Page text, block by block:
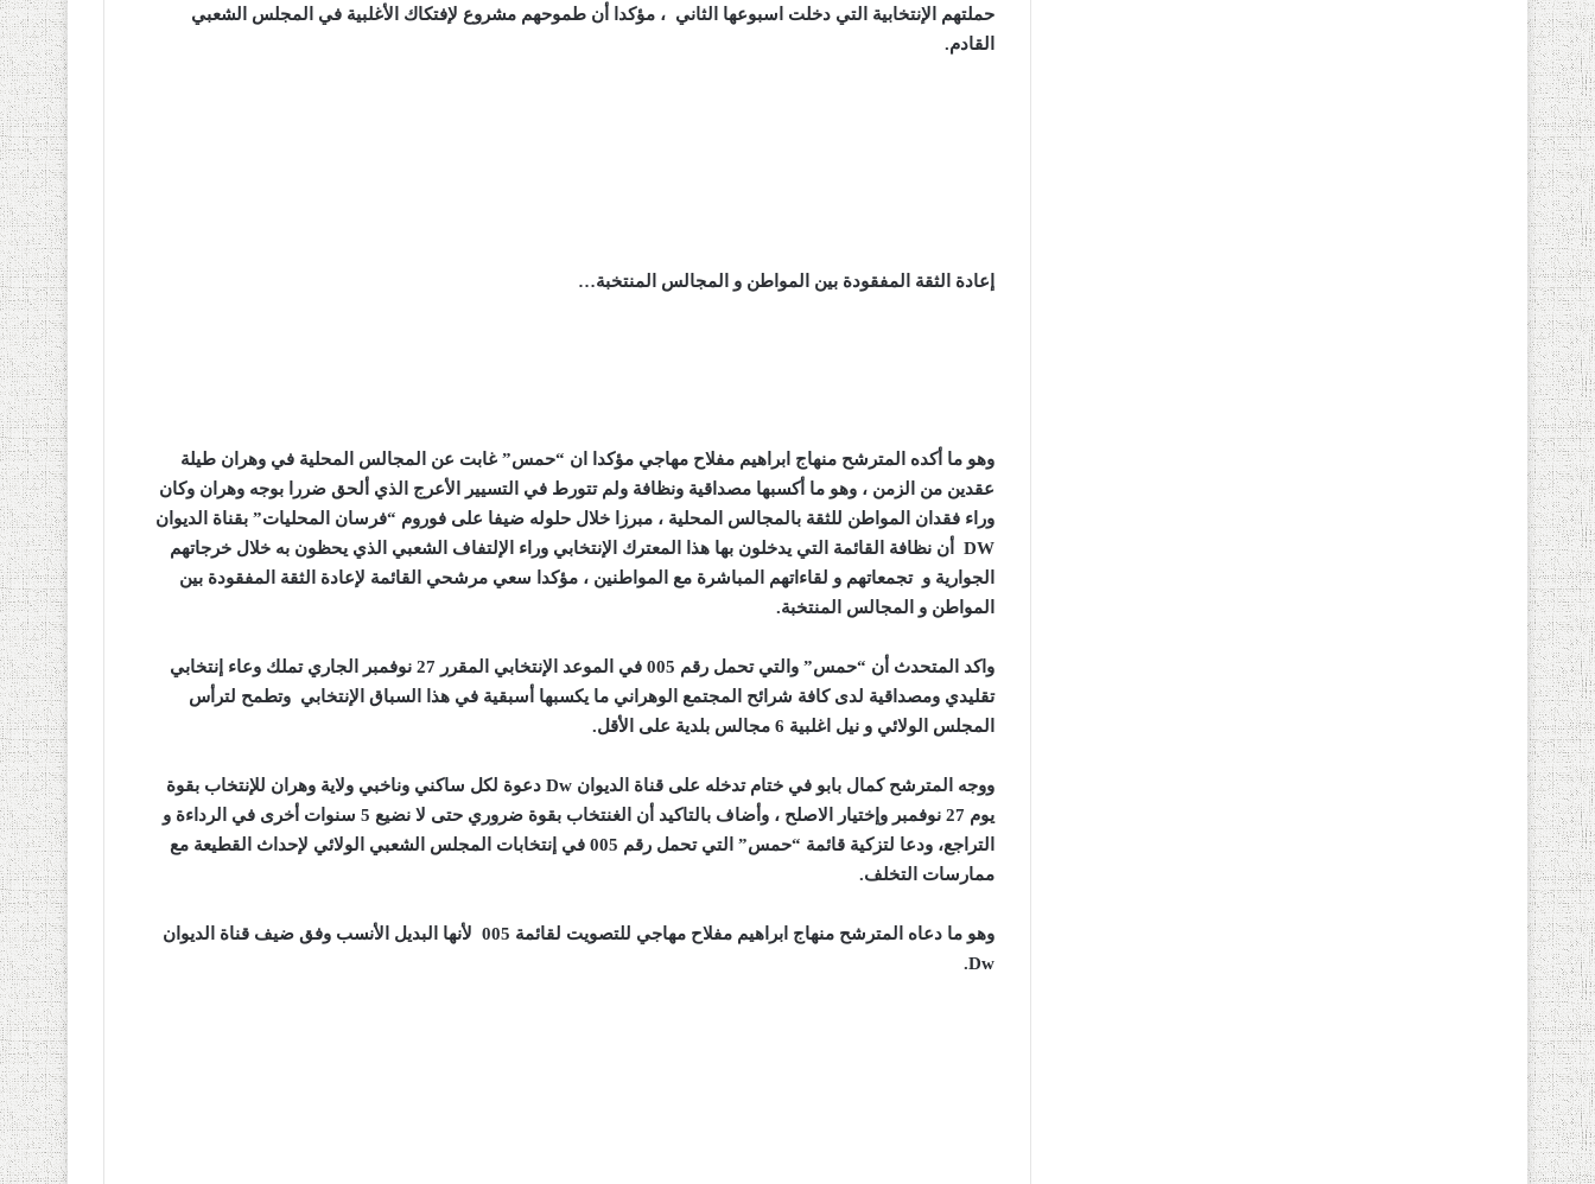
حملتهم الإنتخابية التي دخلت اسبوعها الثاني ، مؤكدا أن طموحهم مشروع لإفتكاك الأغلبية في المجلس الشعبي
القادم.
إعادة الثقة المفقودة بين المواطن و المجالس المنتخبة…
وهو ما أكده المترشح منهاج ابراهيم مفلاح مهاجي مؤكدا ان “حمس” غابت عن المجالس المحلية في وهران طيلة
عقدين من الزمن ، وهو ما أكسبها مصداقية ونظافة ولم تتورط في التسيير الأعرج الذي ألحق ضررا بوجه وهران وكان
وراء فقدان المواطن للثقة بالمجالس المحلية ، مبرزا خلال حلوله ضيفا على فوروم “فرسان المحليات” بقناة الديوان
DW
أن نظافة القائمة التي يدخلون بها هذا المعترك الإنتخابي وراء الإلتفاف الشعبي الذي يحظون به خلال خرجاتهم
الجوارية و تجمعاتهم و لقاءاتهم المباشرة مع المواطنين ، مؤكدا سعي مرشحي القائمة لإعادة الثقة المفقودة بين
المواطن و المجالس المنتخبة.
واكد المتحدث أن “حمس” والتي تحمل رقم 005 في الموعد الإنتخابي المقرر 27 نوفمبر الجاري تملك وعاء إنتخابي
تقليدي ومصداقية لدى كافة شرائح المجتمع الوهراني ما يكسبها أسبقية في هذا السباق الإنتخابي وتطمح لترأس
المجلس الولائي و نيل اغلبية 6 مجالس بلدية على الأقل.
ووجه المترشح كمال بابو في ختام تدخله على قناة الديوان Dw دعوة لكل ساكني وناخبي ولاية وهران للإنتخاب بقوة
يوم 27 نوفمبر وإختيار الاصلح ، وأضاف بالتاكيد أن الغنتخاب بقوة ضروري حتى لا نضيع 5 سنوات أخرى في الرداءة و
التراجع، ودعا لتزكية قائمة “حمس” التي تحمل رقم 005 في إنتخابات المجلس الشعبي الولائي لإحداث القطيعة مع
ممارسات التخلف.
وهو ما دعاه المترشح منهاج ابراهيم مفلاح مهاجي للتصويت لقائمة 005 لأنها البديل الأنسب وفق ضيف قناة الديوان
Dw.